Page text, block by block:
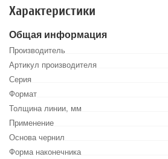
Характеристики
Общая информация
Производитель
Артикул производителя
Серия
Формат
Толщина линии, мм
Применение
Основа чернил
Форма наконечника